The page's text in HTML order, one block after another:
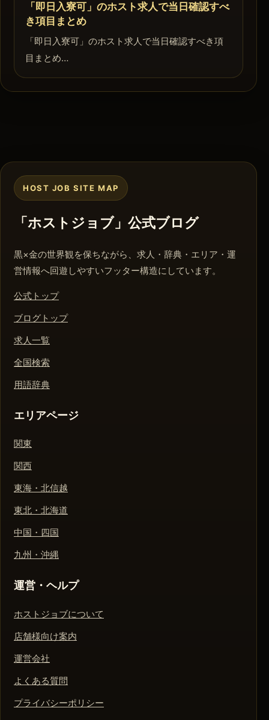
「即日入寮可」のホスト求人で当日確認すべ
き項目まとめ
「即日入寮可」のホスト求人で当日確認すべき項
目まとめ…
HOST JOB SITE MAP
「ホストジョブ」公式ブログ
黒×金の世界観を保ちながら、求人・辞典・エリア・運
営情報へ回遊しやすいフッター構造にしています。
公式トップ
ブログトップ
求人一覧
全国検索
用語辞典
エリアページ
関東
関西
東海・北信越
東北・北海道
中国・四国
九州・沖縄
運営・ヘルプ
ホストジョブについて
店舗様向け案内
運営会社
よくある質問
プライバシーポリシー